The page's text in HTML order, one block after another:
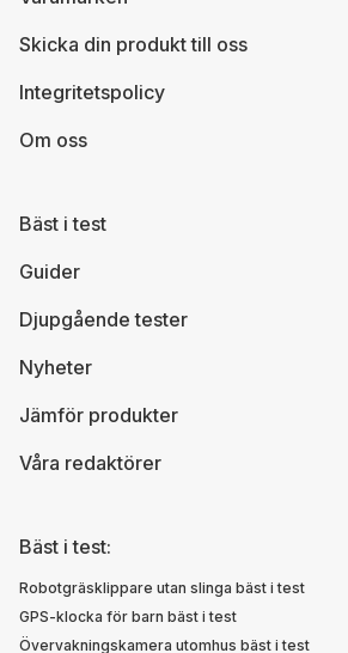
Bäst i test
Guider
Djupgående tester
Nyheter
Jämför produkter
Våra redaktörer
Skicka din produkt till oss
Integritetspolicy
Om oss
Bäst i test:
Robotgräsklippare utan slinga bäst i test
GPS-klocka för barn bäst i test
Övervakningskamera utomhus bäst i test